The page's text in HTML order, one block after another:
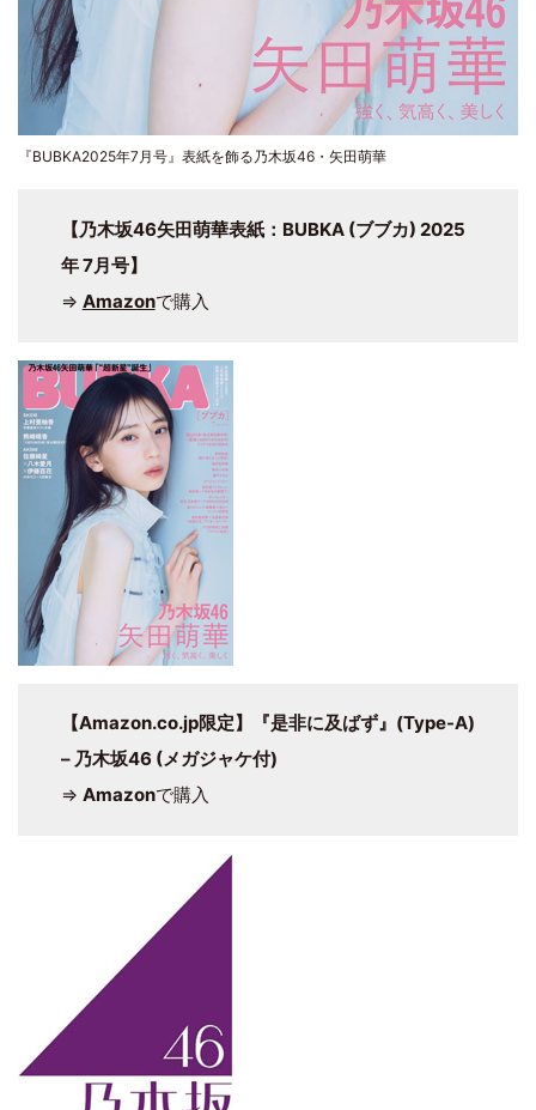
『BUBKA2025年7月号』表紙を飾る乃木坂46・矢田萌華
【乃木坂46矢田萌華表紙：BUBKA (ブブカ) 2025
年 7月号】
⇒ Amazonで購入
【Amazon.co.jp限定】『是非に及ばず』(Type-A)
– 乃木坂46 (メガジャケ付)
⇒ Amazonで購入